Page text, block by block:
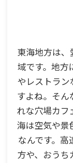
東海地方は、
域です。地方
やレストラ
すよね。そん
れな穴場カフ
海は空気や景
なんです。
方や、おう